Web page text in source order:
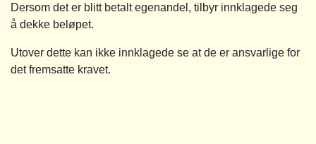
Dersom det er blitt betalt egenandel, tilbyr innklagede seg
å dekke beløpet.
Utover dette kan ikke innklagede se at de er ansvarlige for
det fremsatte kravet.